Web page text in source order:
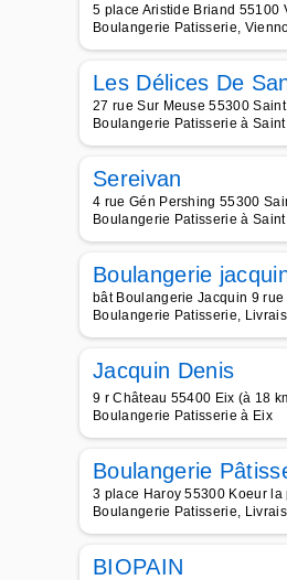
5 place Aristide Briand 55100
Boulangerie Patisserie,
Les Délices De
27 rue Sur Meuse 55300
Boulangerie Patisserie à Saint
Sereivan
4 rue Gén Pershing 55300
Boulangerie Patisserie à Saint
Boulangerie
bât Boulangerie Jacquin 9
Boulangerie Patisserie,
Jacquin Denis
9 r Château 55400 Eix (à 18
Boulangerie Patisserie à Eix
Boulangerie
3 place Haroy 55300 Koeur la
Boulangerie Patisserie,
BIOPAIN